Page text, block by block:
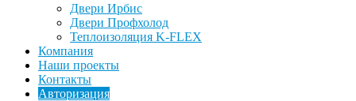
Двери Ирбис
Двери Профхолод
Теплоизоляция K-FLEX
Компания
Наши проекты
Контакты
Авторизация